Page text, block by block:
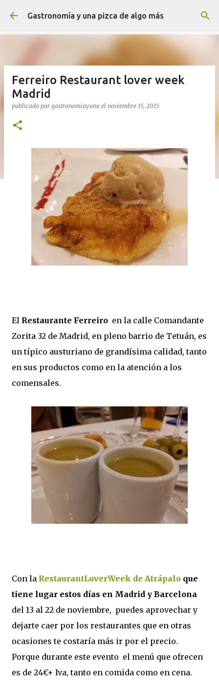
Ir al contenido principal
Gastronomía y una pizca de algo más
Ferreiro Restaurant lover week
Madrid
publicado por gastronomiayuna el noviembre 15, 2015
El Restaurante Ferreiro en la calle Comandante
Zorita 32 de Madrid, en pleno barrio de Tetuán, es
un típico austuriano de grandísima calidad, tanto
en sus productos como en la atención a los
comensales.
Con la RestaurantLoverWeek de Atrápalo que
tiene lugar estos días en Madrid y Barcelona
del 13 al 22 de noviembre, puedes aprovechar y
dejarte caer por los restaurantes que en otras
ocasiones te costaría más ir por el precio.
Porque durante este evento el menú que ofrecen
es de 24€+ Iva, tanto en comida como en cena.